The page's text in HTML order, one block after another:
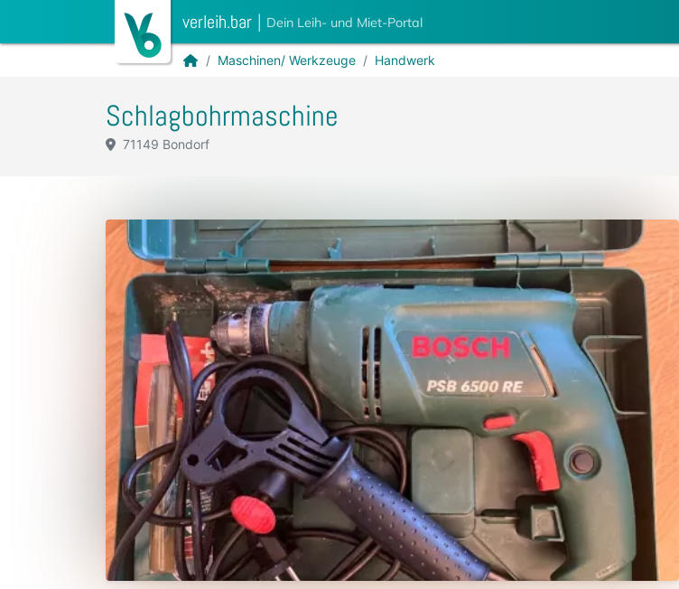
verleih.bar | Dein Leih- und Miet-Portal
Maschinen/ Werkzeuge Handwerk
Schlagbohrmaschine
71149 Bondorf